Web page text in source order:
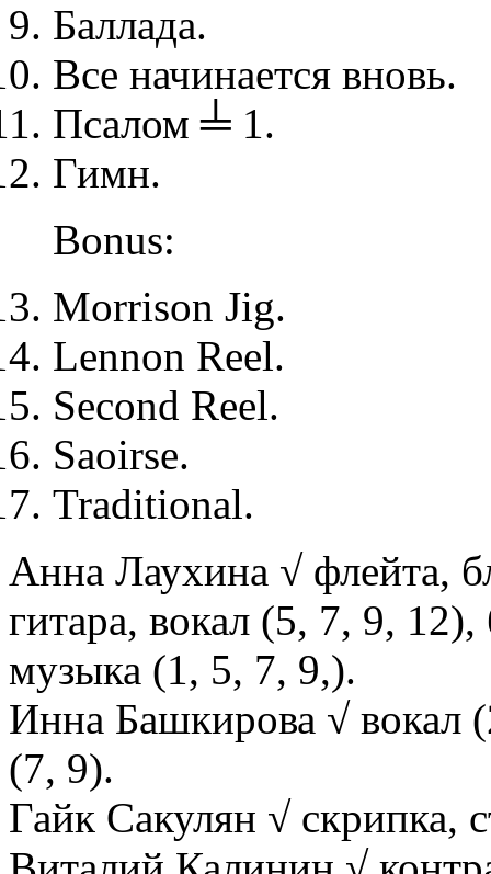
Баллада.
Все начинается вновь.
Псалом ╧ 1.
Гимн.
Bonus:
Morrison Jig.
Lennon Reel.
Second Reel.
Saoirse.
Traditional.
Анна Лаухина √ флейта,
гитара, вокал (5, 7, 9,
музыка (1, 5, 7, 9,).
Инна Башкирова √ вокал
(7, 9).
Гайк Сакулян √ скрипка,